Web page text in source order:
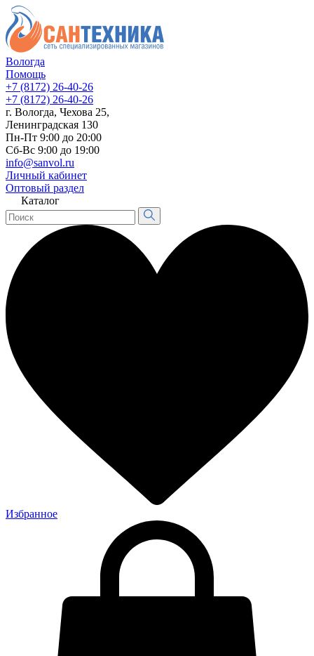
Вологда
Помощь
+7 (8172) 26-40-26
+7 (8172) 26-40-26
г. Вологда, Чехова 25,
Ленинградская 130
Пн-Пт 9:00 до 20:00
Сб-Вс 9:00 до 19:00
info@sanvol.ru
Личный кабинет
Оптовый раздел
Каталог
Избранное